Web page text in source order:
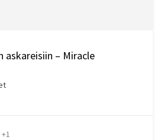
askareisiin – Miracle
+1